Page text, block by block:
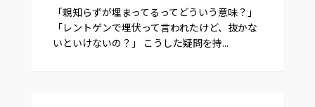
「親知らずが埋まってるってどういう意味？」
「レントゲンで埋伏って言われたけど、抜かな
いといけないの？」 こうした疑問を持...